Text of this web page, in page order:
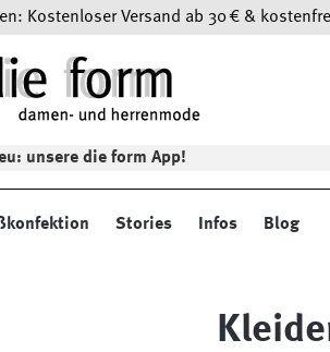
Kostenloser Versand ab 30 € &
unsere die form App!
Stories Infos Blog